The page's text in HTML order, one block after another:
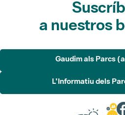
Gaudim als Parcs